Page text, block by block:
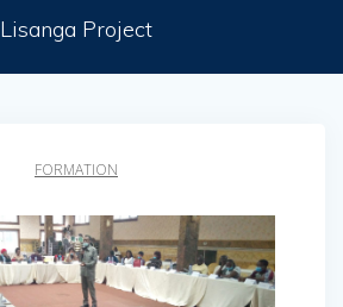
Lisanga Project
FORMATION